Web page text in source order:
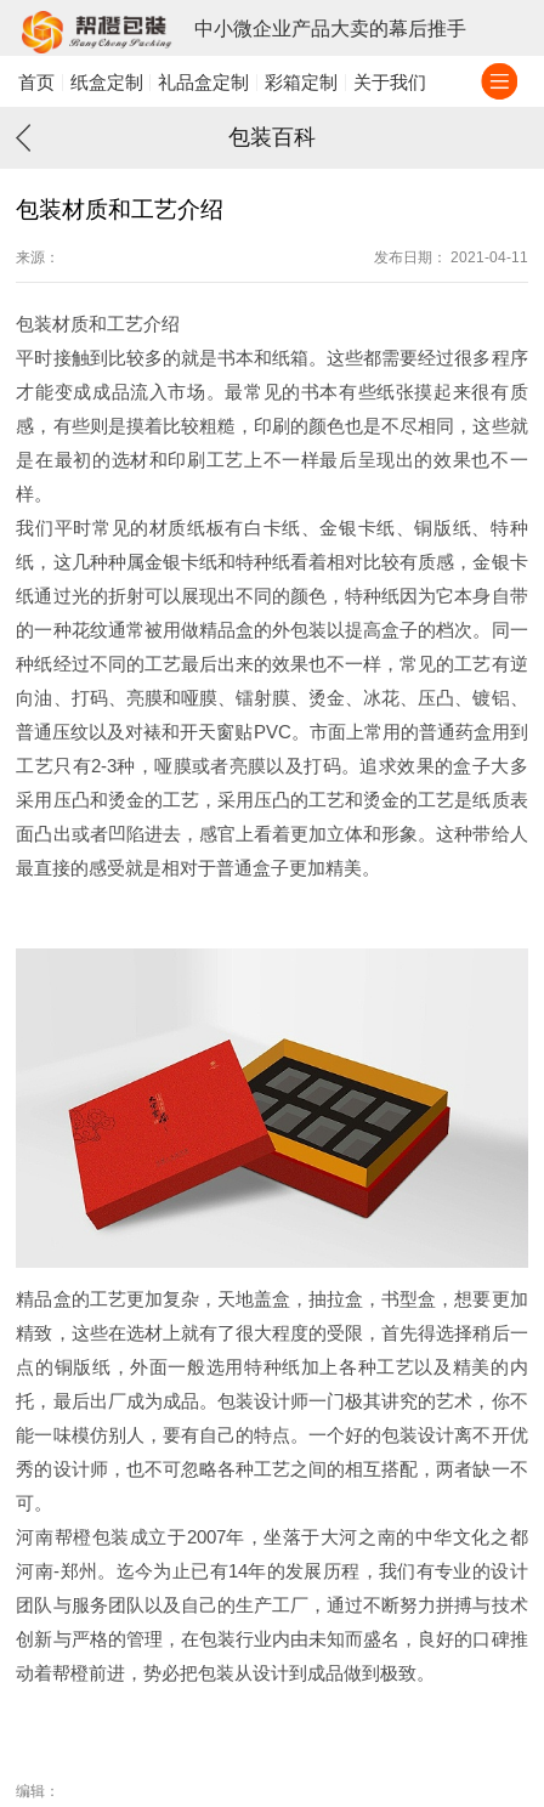
中小微企业产品大卖的幕后推手
首页 纸盒定制 礼品盒定制 彩箱定制 关于我们
包装百科
包装材质和工艺介绍
来源： 发布日期： 2021-04-11
包装材质和工艺介绍
平时接触到比较多的就是书本和纸箱。这些都需要经过很多程序
才能变成成品流入市场。最常见的书本有些纸张摸起来很有质
感，有些则是摸着比较粗糙，印刷的颜色也是不尽相同，这些就
是在最初的选材和印刷工艺上不一样最后呈现出的效果也不一
样。
我们平时常见的材质纸板有白卡纸、金银卡纸、铜版纸、特种
纸，这几种种属金银卡纸和特种纸看着相对比较有质感，金银卡
纸通过光的折射可以展现出不同的颜色，特种纸因为它本身自带
的一种花纹通常被用做精品盒的外包装以提高盒子的档次。同一
种纸经过不同的工艺最后出来的效果也不一样，常见的工艺有逆
向油、打码、亮膜和哑膜、镭射膜、烫金、冰花、压凸、镀铝、
普通压纹以及对裱和开天窗贴PVC。市面上常用的普通药盒用到
工艺只有2-3种，哑膜或者亮膜以及打码。追求效果的盒子大多
采用压凸和烫金的工艺，采用压凸的工艺和烫金的工艺是纸质表
面凸出或者凹陷进去，感官上看着更加立体和形象。这种带给人
最直接的感受就是相对于普通盒子更加精美。
精品盒的工艺更加复杂，天地盖盒，抽拉盒，书型盒，想要更加
精致，这些在选材上就有了很大程度的受限，首先得选择稍后一
点的铜版纸，外面一般选用特种纸加上各种工艺以及精美的内
托，最后出厂成为成品。包装设计师一门极其讲究的艺术，你不
能一味模仿别人，要有自己的特点。一个好的包装设计离不开优
秀的设计师，也不可忽略各种工艺之间的相互搭配，两者缺一不
可。
河南帮橙包装成立于2007年，坐落于大河之南的中华文化之都
河南-郑州。迄今为止已有14年的发展历程，我们有专业的设计
团队与服务团队以及自己的生产工厂，通过不断努力拼搏与技术
创新与严格的管理，在包装行业内由未知而盛名，良好的口碑推
动着帮橙前进，势必把包装从设计到成品做到极致。
编辑：